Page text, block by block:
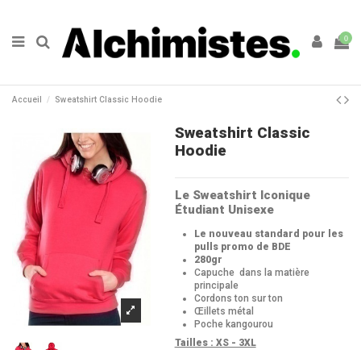
0
Accueil Sweatshirt Classic Hoodie
Sweatshirt Classic
Hoodie
Le Sweatshirt Iconique
Étudiant Unisexe
Le nouveau standard pour les
pulls promo de BDE
280gr
Capuche dans la matière
principale
Cordons ton sur ton
Œillets métal
Poche kangourou
Tailles : XS - 3XL